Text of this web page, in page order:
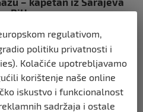
BiH
u Münchenu, odjeknulo
Ima žrtava,
na terenu
regulativom,
politiku privatnosti i
Kolačiće upotrebljavamo
korištenje naše online
iskustvo i funkcionalnost
sadržaja i ostale